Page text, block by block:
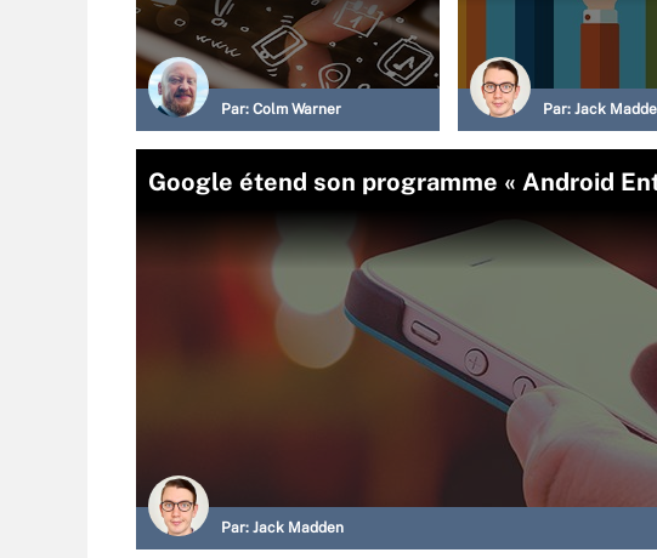
Par: Colm Warner Par: Jack
Google étend son programme « Android
Par: Jack Madden